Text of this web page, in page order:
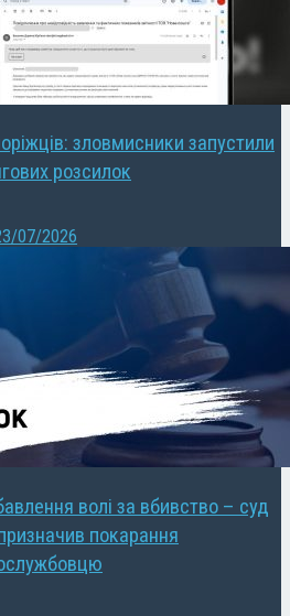
зловмисники запустили
розсилок
07/2026
волі за вбивство – суд
покарання